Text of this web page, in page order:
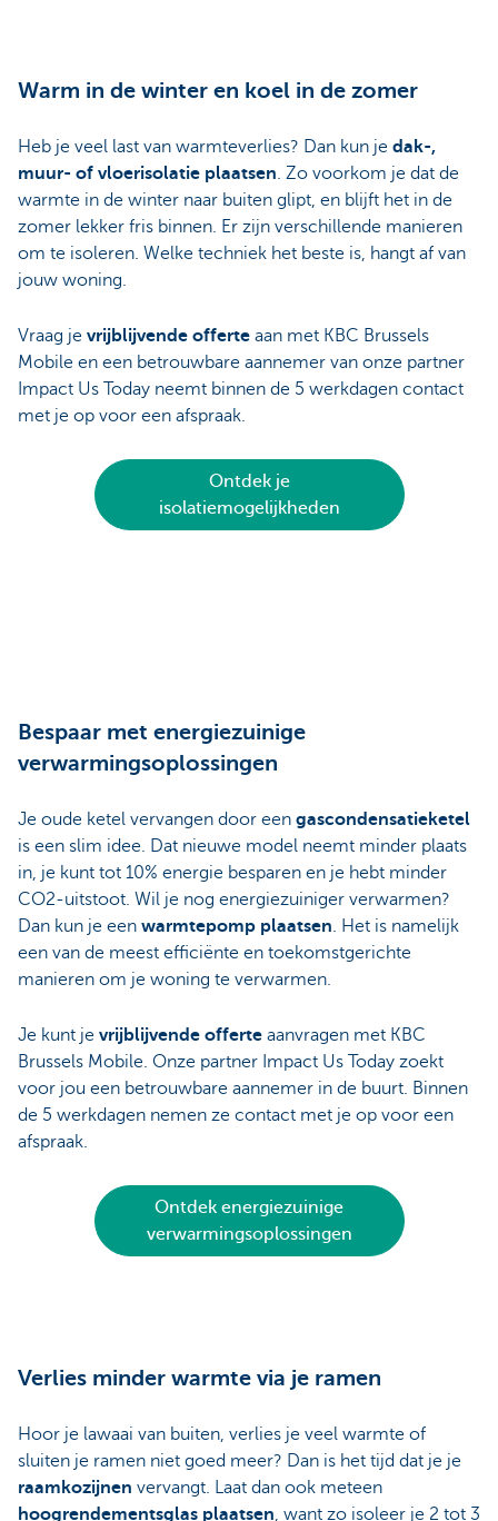
Warm in de winter en koel in de zomer
Heb je veel last van warmteverlies? Dan kun je dak-,
muur- of vloerisolatie plaatsen. Zo voorkom je dat de
warmte in de winter naar buiten glipt, en blijft het in de
zomer lekker fris binnen. Er zijn verschillende manieren
om te isoleren. Welke techniek het beste is, hangt af van
jouw woning.
Vraag je vrijblijvende offerte aan met KBC Brussels
Mobile en een betrouwbare aannemer van onze partner
Impact Us Today neemt binnen de 5 werkdagen contact
met je op voor een afspraak.
Ontdek je
isolatiemogelijkheden
Bespaar met energiezuinige
verwarmingsoplossingen
Je oude ketel vervangen door een gascondensatieketel
is een slim idee. Dat nieuwe model neemt minder plaats
in, je kunt tot 10% energie besparen en je hebt minder
CO2-uitstoot. Wil je nog energiezuiniger verwarmen?
Dan kun je een warmtepomp plaatsen. Het is namelijk
een van de meest efficiënte en toekomstgerichte
manieren om je woning te verwarmen.
Je kunt je vrijblijvende offerte aanvragen met KBC
Brussels Mobile. Onze partner Impact Us Today zoekt
voor jou een betrouwbare aannemer in de buurt. Binnen
de 5 werkdagen nemen ze contact met je op voor een
afspraak.
Ontdek energiezuinige
verwarmingsoplossingen
Verlies minder warmte via je ramen
Hoor je lawaai van buiten, verlies je veel warmte of
sluiten je ramen niet goed meer? Dan is het tijd dat je je
raamkozijnen vervangt. Laat dan ook meteen
hoogrendementsglas plaatsen , want zo isoleer je 2 tot 3